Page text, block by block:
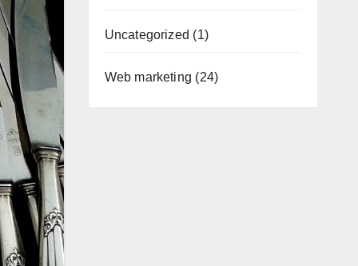
Uncategorized (1)
Web marketing (24)